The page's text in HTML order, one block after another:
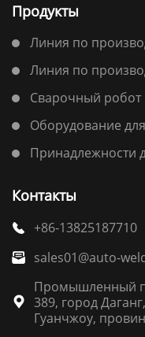
Продукты
Линия по
Линия по
Сварочный робот
Оборудование
Принадлежности
Контакты
 +86-13825187710
 sales01@auto-

Промышленный
389, город
Гуанчжоу,